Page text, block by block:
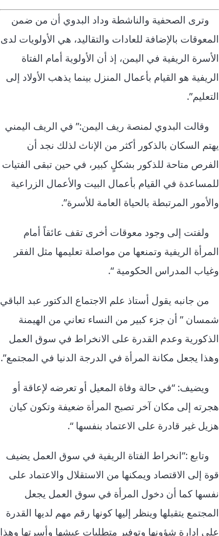
وترى الصحفية والناشطة وداد البدوي أن من ضمن
المعوقات بالإضافة للعادات والتقاليد، هي الأولويات لدى
الأسرة الريفية في اليمن، إذ أن الأولوية أمام الفتاة
الريفية هو القيام بأعمال المنزل بينما يذهب الأولاد إلى
التعليم”.
وقالت البدوي لمنصة ريف اليمن:” في الريف اليمني
يهتم السكان بالذكور أكثر من الإناث لذلك نجد أن
الفرص متاحة للذكور بشكلٍ كبير، في حين تبقى الفتيات
للمساعدة في القيام بأعمال البيت والأعمال الزراعية
والأمور المرتبطة بالحياة العامة للأسرة”.
ولفتت إلى وجود معوقات أخرى تقف عائقاً أمام
المرأة الريفية وتمنعها من مواصلة تعليمها مثل الفقر
وغياب المدراس الحكومية “.
من جانبه يقول أستاذ علم الاجتماع الدكتور عبد الباقي
شمسان ” أن جزء كبير من النساء تعاني من الهيمنة
الذكورية وعدم القدرة على الانخراط في سوق العمل
وهذا يجعل مكانة المرأة في الدرجة الدنيا في المجتمع”.
ويضيف: “في حالة وفاة المعيل أو تعرضه لإعاقة أو
هجرته إلى مكان آخر تصبح المرأة ضعيفة وتكون كيان
هزيل غير قادرة على الاعتماد بنفسها “.
وتابع :”انخراط الفتاة الريفية في سوق العمل يضيف
قوة إلى الاقتصاد ويمكنها من الاستقلال والاعتماد على
نفسها كما أن دخول المرأة في سوق العمل يجعل
المجتمع يتقبلها وينظر إليها كونها رقم مهم لديها القدرة
على إدارة شؤونها وتوفير متطلبات عيشها وأسرتها وهذا